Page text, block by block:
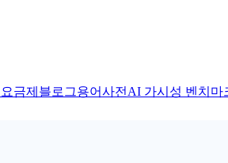
요금제 블로그용어사전 AI 가시성 벤치마